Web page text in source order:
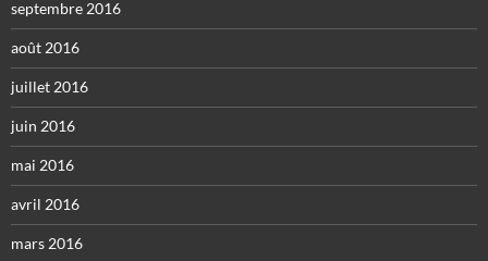
septembre 2016
août 2016
juillet 2016
juin 2016
mai 2016
avril 2016
mars 2016